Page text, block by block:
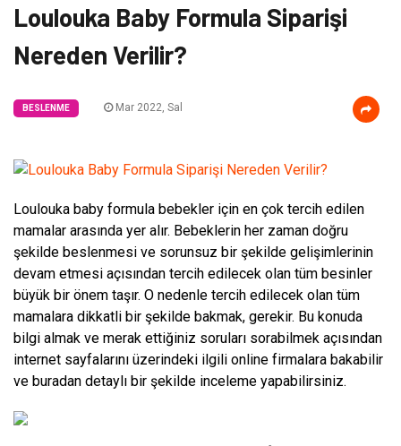
Loulouka Baby Formula Siparişi
Nereden Verilir?
BESLENME Mar 2022, Sal
Loulouka baby formula bebekler için en çok tercih edilen
mamalar arasında yer alır. Bebeklerin her zaman doğru
şekilde beslenmesi ve sorunsuz bir şekilde gelişimlerinin
devam etmesi açısından tercih edilecek olan tüm besinler
büyük bir önem taşır. O nedenle tercih edilecek olan tüm
mamalara dikkatli bir şekilde bakmak, gerekir. Bu konuda
bilgi almak ve merak ettiğiniz soruları sorabilmek açısından
internet sayfalarını üzerindeki ilgili online firmalara bakabilir
ve buradan detaylı bir şekilde inceleme yapabilirsiniz.